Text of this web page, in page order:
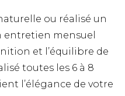
ou réalisé un
mensuel
et l’équilibre de
toutes les 6 à 8
l’élégance de votre